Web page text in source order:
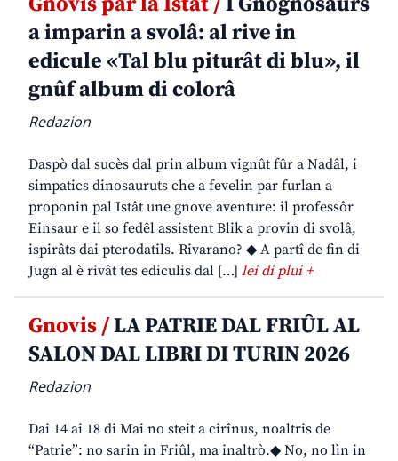
a imparin a svolâ: al rive in
edicule «Tal blu piturât di blu», il
gnûf album di colorâ
Redazion
Daspò dal sucès dal prin album vignût fûr a Nadâl, i
simpatics dinosauruts che a fevelin par furlan a
proponin pal Istât une gnove aventure: il professôr
Einsaur e il so fedêl assistent Blik a provin di svolâ,
ispirâts dai pterodatils. Rivarano? ◆ A partî de fin di
Jugn al è rivât tes ediculis dal […] lei di plui +
Gnovis /LA PATRIE DAL FRIÛL AL
SALON DAL LIBRI DI TURIN 2026
Redazion
Dai 14 ai 18 di Mai no steit a cirînus, noaltris de
“Patrie”: no sarin in Friûl, ma inaltrò.◆ No, no lìn in